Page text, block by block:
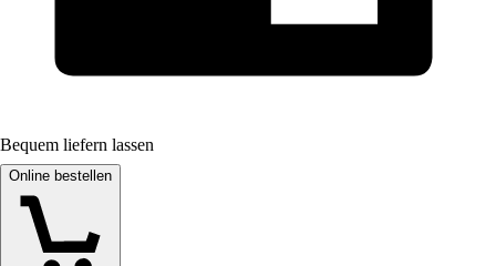
Bequem liefern lassen
Online bestellen